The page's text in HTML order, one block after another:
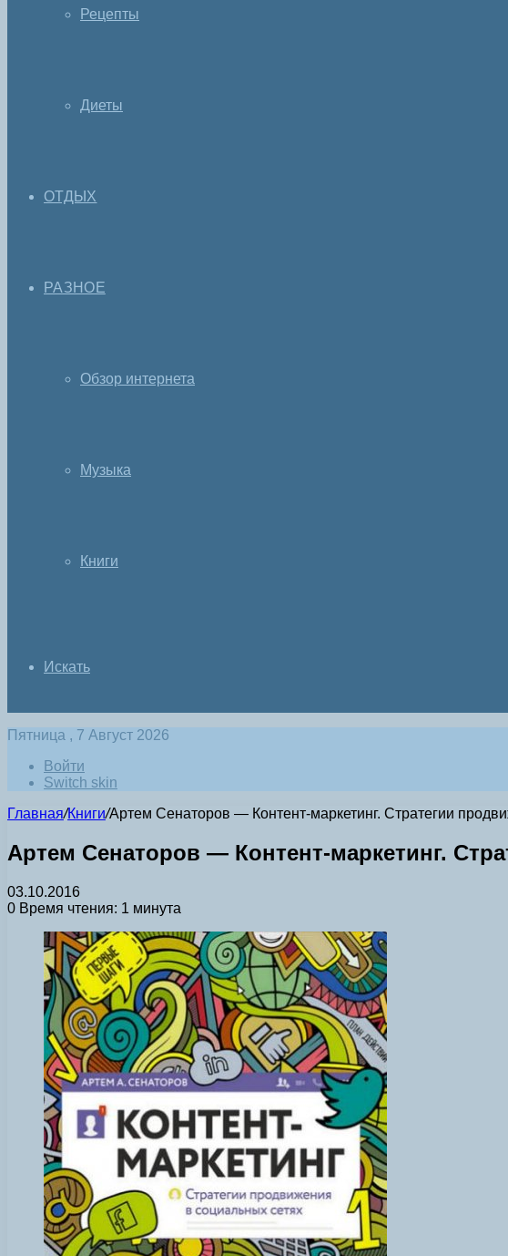
Рецепты
Диеты
ОТДЫХ
РАЗНОЕ
Обзор интернета
Музыка
Книги
Искать
Пятница , 7 Август 2026
Войти
Switch skin
Главная/Книги/Артем Сенаторов — Контент-маркетинг. Стратегии
Артем Сенаторов — Контент-маркетинг.
03.10.2016
0 Время чтения: 1 минута